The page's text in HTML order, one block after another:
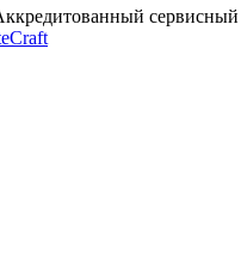
сервисный